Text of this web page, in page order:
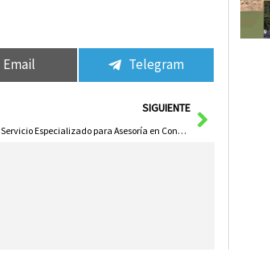
Email Telegram
SIGUIENTE
UGT Castilla-La Mancha Inicia Servicio Especializado para Asesoría en Conciliación y Corresponsabilidad Familiar
Siguiente